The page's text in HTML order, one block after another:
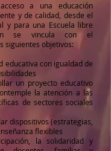
a una educación
y de calidad, desde el
y para una Escuela libre
se vincula con el
siguientes objetivos:
educativa con igualdad de
un proyecto educativo
la atención a las
de sectores sociales
dispositivos (estrategias,
flexibles
la solidaridad y